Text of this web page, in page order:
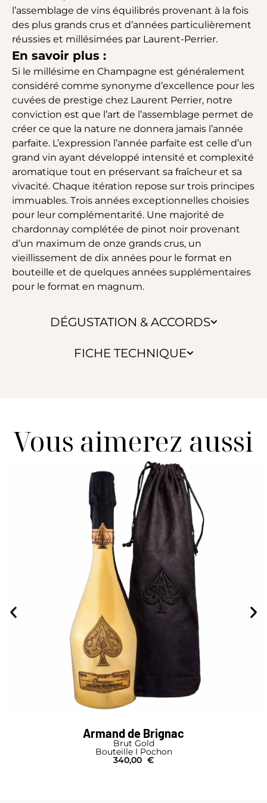
DÉGUSTATION & ACCORDS
FICHE TECHNIQUE
l’assemblage de vins équilibrés provenant à la fois
des plus grands crus et d’années particulièrement
réussies et millésimées par Laurent-Perrier.
En savoir plus :
Si le millésime en Champagne est généralement
considéré comme synonyme d’excellence pour les
cuvées de prestige chez Laurent Perrier, notre
conviction est que l’art de l’assemblage permet de
créer ce que la nature ne donnera jamais l’année
parfaite. L’expression l’année parfaite est celle d’un
grand vin ayant développé intensité et complexité
aromatique tout en préservant sa fraîcheur et sa
vivacité. Chaque itération repose sur trois principes
immuables. Trois années exceptionnelles choisies
pour leur complémentarité. Une majorité de
chardonnay complétée de pinot noir provenant
d’un maximum de onze grands crus, un
vieillissement de dix années pour le format en
bouteille et de quelques années supplémentaires
pour le format en magnum.
Vous aimerez aussi
Armand de Brignac
Brut Gold
Bouteille I Pochon
340,00 €